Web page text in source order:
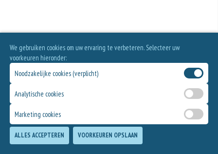
We gebruiken cookies om uw ervaring te verbeteren. Selecteer uw
voorkeuren hieronder:
Noodzakelijke cookies (verplicht)
Analytische cookies
Marketing cookies
ALLES ACCEPTEREN VOORKEUREN OPSLAAN